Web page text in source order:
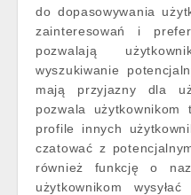
do dopasowywania
zainteresowań i
pozwalają
wyszukiwanie
mają przyjazny dla
pozwala użytkownikom
profile innych
czatować z
również funkcję o
użytkownikom